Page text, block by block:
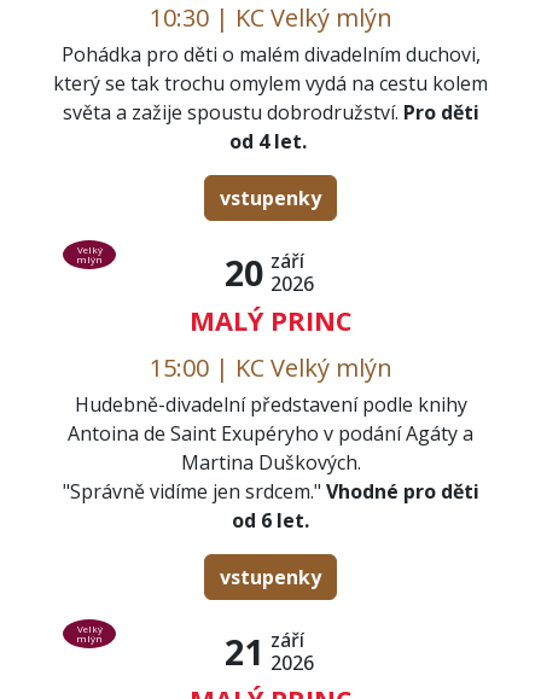
10:30 | KC Velký mlýn
Pohádka pro děti o malém divadelním duchovi,
který se tak trochu omylem vydá na cestu kolem
světa a zažije spoustu dobrodružství. Pro děti
od 4 let.
vstupenky
20 září
2026
MALÝ PRINC
Velký
mlýn
15:00 | KC Velký mlýn
Hudebně-divadelní představení podle knihy
Antoina de Saint Exupéryho v podání Agáty a
Martina Duškových.
"Správně vidíme jen srdcem." Vhodné pro děti
od 6 let.
vstupenky
21 září
2026
Velký
mlýn